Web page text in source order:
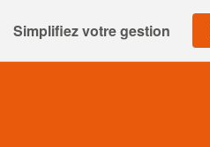
Simplifiez votre gestion